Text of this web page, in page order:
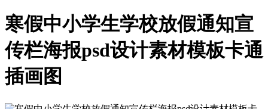
寒假中小学生学校放假通知宣
传栏海报psd设计素材模板卡通
插画图